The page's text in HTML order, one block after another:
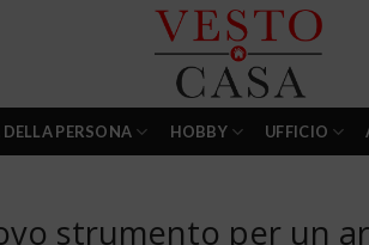
DELLA PERSONA HOBBY UFFICIO
strumento per un